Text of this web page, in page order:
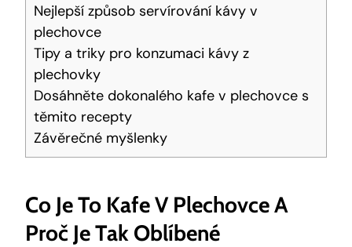
Nejlepší způsob servírování kávy v
plechovce
Tipy a triky pro konzumaci kávy z
plechovky
Dosáhněte dokonalého kafe v plechovce s
těmito recepty
Závěrečné myšlenky
Co Je To Kafe V Plechovce A
Proč Je Tak Oblíbené